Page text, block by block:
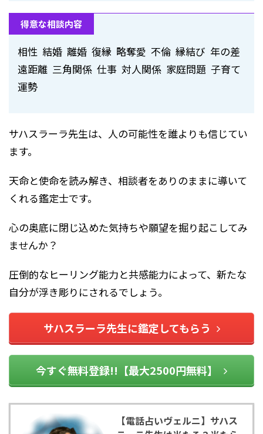
得意な相談内容
相性 結婚 離婚 復縁 略奪愛 不倫 縁結び 年の差
遠距離 三角関係 仕事 対人関係 家庭問題 子育て
運勢
サハスラーラ先生は、人の可能性を誰よりも信じてい
ます。
天命と使命を読み解き、相談者をありのままに導いて
くれる鑑定士です。
心の奥底に閉じ込めた気持ちや願望を掘り起こしてみ
ませんか？
圧倒的なヒーリング能力と共感能力によって、新たな
自分が浮き彫りにされるでしょう。
サハスラーラ先生に鑑定してもらう
今すぐ無料登録!!【最大2500円無料】
【電話占いヴェルニ】サハス